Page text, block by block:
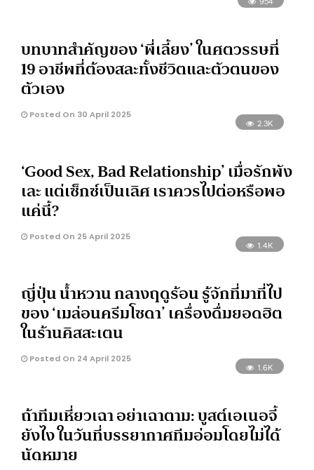
บทบาทสำคัญของ ‘พี่เลี้ยง’ ในศตวรรษที่
19 อาชีพที่ต้องสละทั้งชีวิตและตัวตนของ
ตัวเอง
Posted On 30 April 2025
2.3K
‘Good Sex, Bad Relationship’ เมื่อรักพัง
เละ แต่เซ็กซ์เป็นเลิศ เราควรไปต่อหรือพอ
แค่นี้?
Posted On 25 April 2025
1.4K
ญี่ปุ่น น้ำหวาน กลางฤดูร้อน รู้จักที่มาที่ไป
ของ ‘เมล่อนครีมโซดา’ เครื่องดื่มยอดฮิต
ในร้านคิสสะเตน
Posted On 24 April 2025
1.6K
ถ้าทีมเหี่ยวเฉา อย่าเฉาตาม: บูสต์เอเนอจี้
ยังไง ในวันที่บรรยากาศทีมอ่อมโดยไม่ได้
นัดหมาย